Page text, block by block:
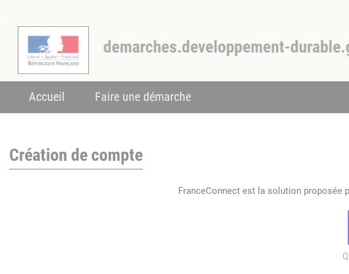
Accueil Faire une démarche
Création de compte
FranceConnect est la solution proposée